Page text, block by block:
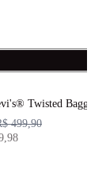
Twisted Baggy
499,90